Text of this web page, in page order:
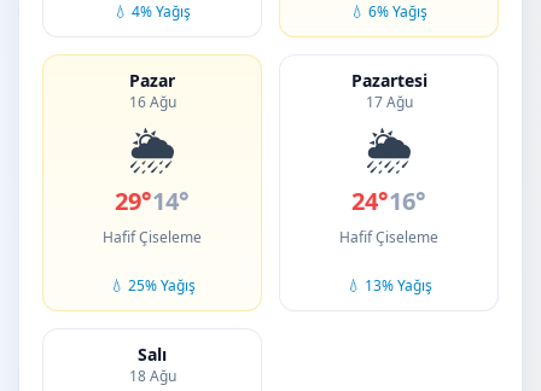
💧 4% Yağış 💧 6% Yağış
Pazar
16 Ağu
🌦️
29°14°
Hafif Çiseleme
💧 25% Yağış
Pazartesi
17 Ağu
🌦️
24°16°
Hafif Çiseleme
💧 13% Yağış
Salı
18 Ağu